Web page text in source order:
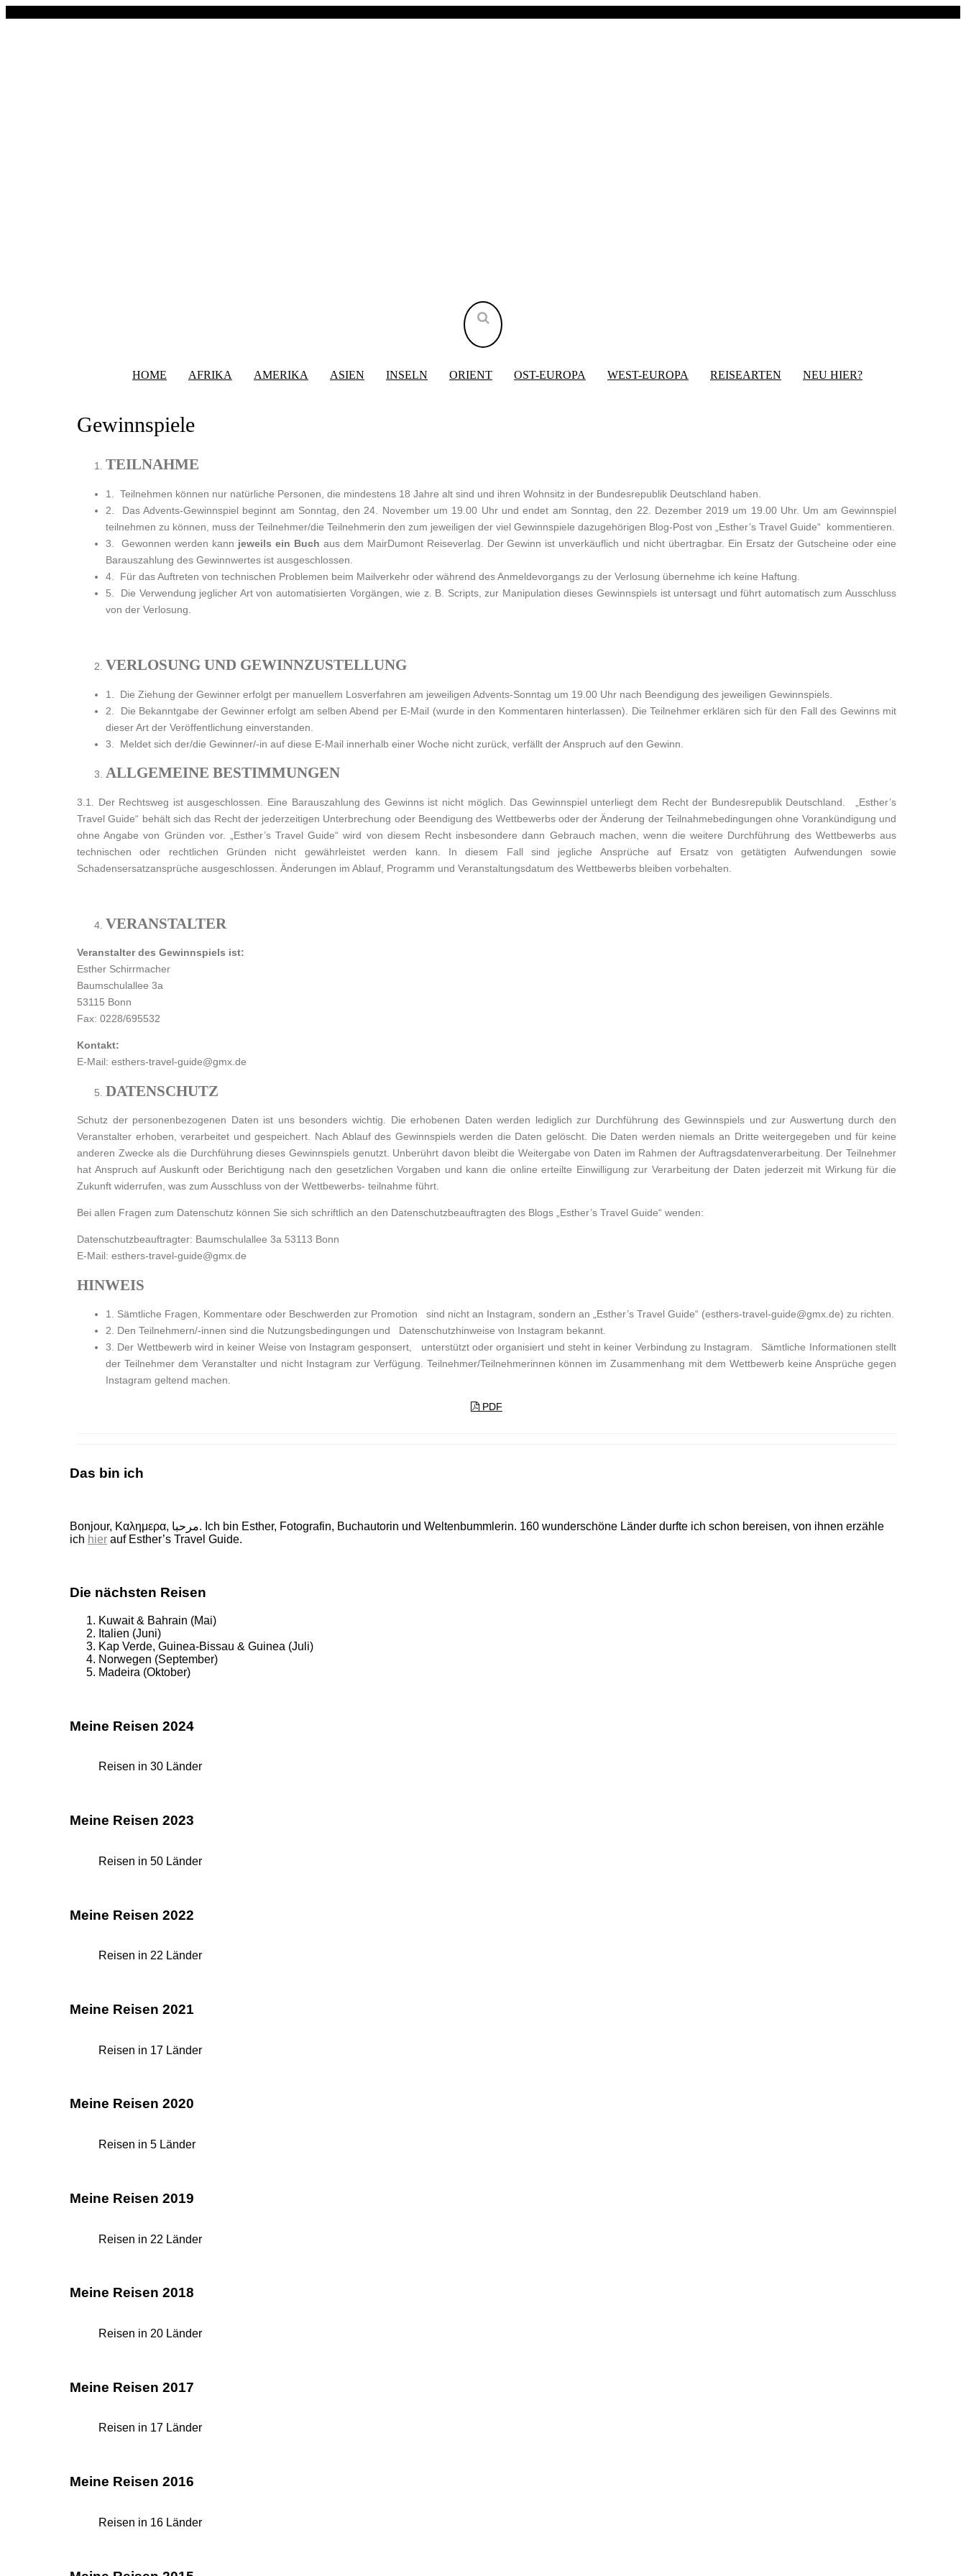
HOME AFRIKA AMERIKA ASIEN INSELN ORIENT OST-EUROPA WEST-EUROPA REISEARTEN NEU HIER?
Gewinnspiele
TEILNAHME
1. Teilnehmen können nur natürliche Personen, die mindestens 18 Jahre alt sind und ihren Wohnsitz in der Bundesrepublik Deutschland haben.
2. Das Advents-Gewinnspiel beginnt am Sonntag, den 24. November um 19.00 Uhr und endet am Sonntag, den 22. Dezember 2019 um 19.00 Uhr. Um am Gewinnspiel
teilnehmen zu können, muss der Teilnehmer/die Teilnehmerin den zum jeweiligen der viel Gewinnspiele dazugehörigen Blog-Post von „Esther’s Travel Guide“ kommentieren.
3. Gewonnen werden kann jeweils ein Buch aus dem MairDumont Reiseverlag. Der Gewinn ist unverkäuflich und nicht übertragbar. Ein Ersatz der Gutscheine oder eine
Barauszahlung des Gewinnwertes ist ausgeschlossen.
4. Für das Auftreten von technischen Problemen beim Mailverkehr oder während des Anmeldevorgangs zu der Verlosung übernehme ich keine Haftung.
5. Die Verwendung jeglicher Art von automatisierten Vorgängen, wie z. B. Scripts, zur Manipulation dieses Gewinnspiels ist untersagt und führt automatisch zum Ausschluss
von der Verlosung.
VERLOSUNG UND GEWINNZUSTELLUNG
1. Die Ziehung der Gewinner erfolgt per manuellem Losverfahren am jeweiligen Advents-Sonntag um 19.00 Uhr nach Beendigung des jeweiligen Gewinnspiels.
2. Die Bekanntgabe der Gewinner erfolgt am selben Abend per E-Mail (wurde in den Kommentaren hinterlassen). Die Teilnehmer erklären sich für den Fall des Gewinns mit
dieser Art der Veröffentlichung einverstanden.
3. Meldet sich der/die Gewinner/-in auf diese E-Mail innerhalb einer Woche nicht zurück, verfällt der Anspruch auf den Gewinn.
ALLGEMEINE BESTIMMUNGEN
3.1. Der Rechtsweg ist ausgeschlossen. Eine Barauszahlung des Gewinns ist nicht möglich. Das Gewinnspiel unterliegt dem Recht der Bundesrepublik Deutschland. „Esther’s
Travel Guide“ behält sich das Recht der jederzeitigen Unterbrechung oder Beendigung des Wettbewerbs oder der Änderung der Teilnahmebedingungen ohne Vorankündigung und
ohne Angabe von Gründen vor. „Esther’s Travel Guide“ wird von diesem Recht insbesondere dann Gebrauch machen, wenn die weitere Durchführung des Wettbewerbs aus
technischen oder rechtlichen Gründen nicht gewährleistet werden kann. In diesem Fall sind jegliche Ansprüche auf Ersatz von getätigten Aufwendungen sowie
Schadensersatzansprüche ausgeschlossen. Änderungen im Ablauf, Programm und Veranstaltungsdatum des Wettbewerbs bleiben vorbehalten.
VERANSTALTER
Veranstalter des Gewinnspiels ist:
Esther Schirrmacher
Baumschulallee 3a
53115 Bonn
Fax: 0228/695532
Kontakt:
E-Mail: esthers-travel-guide@gmx.de
DATENSCHUTZ
Schutz der personenbezogenen Daten ist uns besonders wichtig. Die erhobenen Daten werden lediglich zur Durchführung des Gewinnspiels und zur Auswertung durch den
Veranstalter erhoben, verarbeitet und gespeichert. Nach Ablauf des Gewinnspiels werden die Daten gelöscht. Die Daten werden niemals an Dritte weitergegeben und für keine
anderen Zwecke als die Durchführung dieses Gewinnspiels genutzt. Unberührt davon bleibt die Weitergabe von Daten im Rahmen der Auftragsdatenverarbeitung. Der Teilnehmer
hat Anspruch auf Auskunft oder Berichtigung nach den gesetzlichen Vorgaben und kann die online erteilte Einwilligung zur Verarbeitung der Daten jederzeit mit Wirkung für die
Zukunft widerrufen, was zum Ausschluss von der Wettbewerbs- teilnahme führt.
Bei allen Fragen zum Datenschutz können Sie sich schriftlich an den Datenschutzbeauftragten des Blogs „Esther’s Travel Guide“ wenden:
Datenschutzbeauftragter: Baumschulallee 3a 53113 Bonn
E-Mail: esthers-travel-guide@gmx.de
HINWEIS
1. Sämtliche Fragen, Kommentare oder Beschwerden zur Promotion sind nicht an Instagram, sondern an „Esther’s Travel Guide“ (esthers-travel-guide@gmx.de) zu richten.
2. Den Teilnehmern/-innen sind die Nutzungsbedingungen und Datenschutzhinweise von Instagram bekannt.
3. Der Wettbewerb wird in keiner Weise von Instagram gesponsert, unterstützt oder organisiert und steht in keiner Verbindung zu Instagram. Sämtliche Informationen stellt
der Teilnehmer dem Veranstalter und nicht Instagram zur Verfügung. Teilnehmer/Teilnehmerinnen können im Zusammenhang mit dem Wettbewerb keine Ansprüche gegen
Instagram geltend machen.
PDF
Das bin ich
Bonjour, Καλημερα, مرحبا. Ich bin Esther, Fotografin, Buchautorin und Weltenbummlerin. 160 wunderschöne Länder durfte ich schon bereisen, von ihnen erzähle
ich hier auf Esther’s Travel Guide.
Die nächsten Reisen
Kuwait & Bahrain (Mai)
Italien (Juni)
Kap Verde, Guinea-Bissau & Guinea (Juli)
Norwegen (September)
Madeira (Oktober)
Meine Reisen 2024
Reisen in 30 Länder
Meine Reisen 2023
Reisen in 50 Länder
Meine Reisen 2022
Reisen in 22 Länder
Meine Reisen 2021
Reisen in 17 Länder
Meine Reisen 2020
Reisen in 5 Länder
Meine Reisen 2019
Reisen in 22 Länder
Meine Reisen 2018
Reisen in 20 Länder
Meine Reisen 2017
Reisen in 17 Länder
Meine Reisen 2016
Reisen in 16 Länder